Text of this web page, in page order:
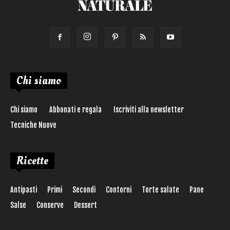
Chi siamo
Chi siamo Abbonati e regala
Iscriviti alla newsletter
Tecniche Nuove
Ricette
Antipasti Primi Secondi Contorni Torte salate
Pane
Salse
Conserve Dessert